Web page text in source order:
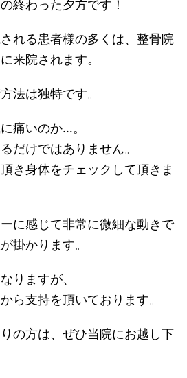
終わった夕方です！
れる患者様の多くは、整骨院
来院されます。
法は独特です。
痛いのか…。
だけではありません。
き身体をチェックして頂きま
に感じて非常に微細な動きで
掛かります。
りますが、
ら支持を頂いております。
の方は、ぜひ当院にお越し下